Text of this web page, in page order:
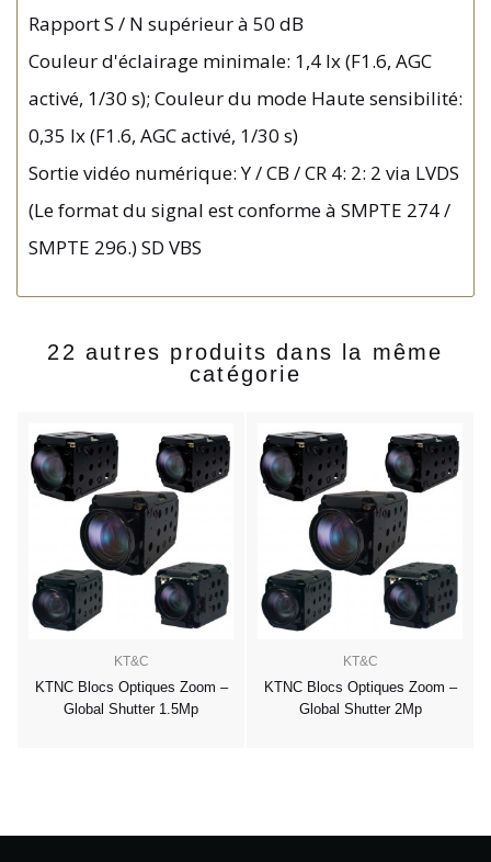
Rapport S / N supérieur à 50 dB
Couleur d'éclairage minimale: 1,4 lx (F1.6, AGC
activé, 1/30 s); Couleur du mode Haute sensibilité:
0,35 lx (F1.6, AGC activé, 1/30 s)
Sortie vidéo numérique: Y / CB / CR 4: 2: 2 via LVDS
(Le format du signal est conforme à SMPTE 274 /
SMPTE 296.) SD VBS
22 autres produits dans la même
catégorie
KT&C
KTNC Blocs Optiques Zoom –
Global Shutter 1.5Mp
KT&C
KTNC Blocs Optiques Zoom –
Global Shutter 2Mp